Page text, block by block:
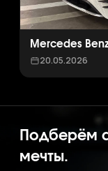
Mercedes
20.05.2026
Подберём
мечты.